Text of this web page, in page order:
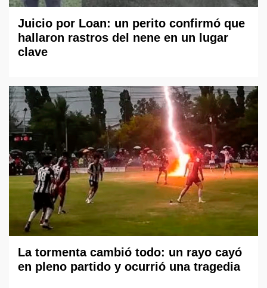
Juicio por Loan: un perito confirmó que
hallaron rastros del nene en un lugar
clave
La tormenta cambió todo: un rayo cayó
en pleno partido y ocurrió una tragedia